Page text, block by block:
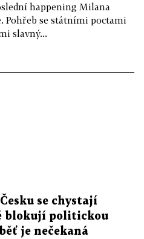
happening Milana
Pohřeb se státními poctami
slavný...
se chystají
blokují politickou
je nečekaná